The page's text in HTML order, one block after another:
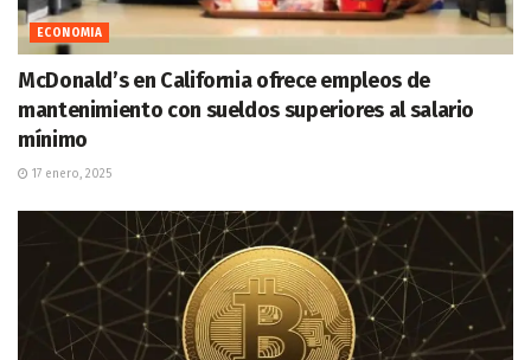
ECONOMIA
McDonald’s en California ofrece empleos de
mantenimiento con sueldos superiores al salario
mínimo
17 enero, 2025